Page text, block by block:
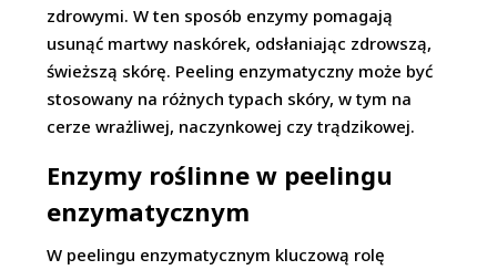
zdrowymi. W ten sposób enzymy pomagają
usunąć martwy naskórek, odsłaniając zdrowszą,
świeższą skórę. Peeling enzymatyczny może być
stosowany na różnych typach skóry, w tym na
cerze wrażliwej, naczynkowej czy trądzikowej.
Enzymy roślinne w peelingu
enzymatycznym
W peelingu enzymatycznym kluczową rolę